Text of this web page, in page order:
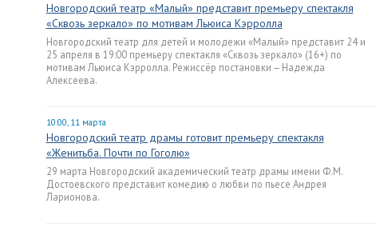
Новгородский театр «Малый» представит премьеру спектакля
«Сквозь зеркало» по мотивам Льюиса Кэрролла
Новгородский театр для детей и молодежи «Малый» представит 24 и
25 апреля в 19:00 премьеру спектакля «Сквозь зеркало» (16+) по
мотивам Льюиса Кэрролла. Режиссёр постановки — Надежда
Алексеева.
10:00, 11 марта
Новгородский театр драмы готовит премьеру спектакля
«Женитьба. Почти по Гоголю»
29 марта Новгородский академический театр драмы имени Ф.М.
Достоевского представит комедию о любви по пьесе Андрея
Ларионова.